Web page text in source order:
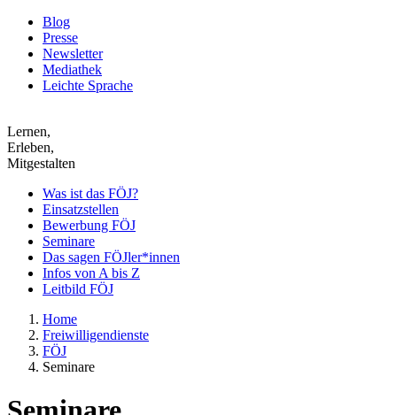
Blog
Presse
Newsletter
Mediathek
Leichte Sprache
Lernen,
Erleben,
Mitgestalten
Was ist das FÖJ?
Einsatzstellen
Bewerbung FÖJ
Seminare
Das sagen FÖJler*innen
Infos von A bis Z
Leitbild FÖJ
Home
Freiwilligendienste
FÖJ
Seminare